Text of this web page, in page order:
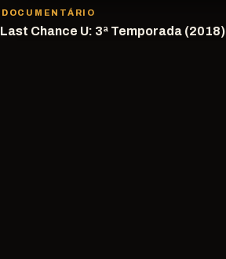
DOCUMENTÁRIO
Last Chance U: 3ª Temporada (2018)